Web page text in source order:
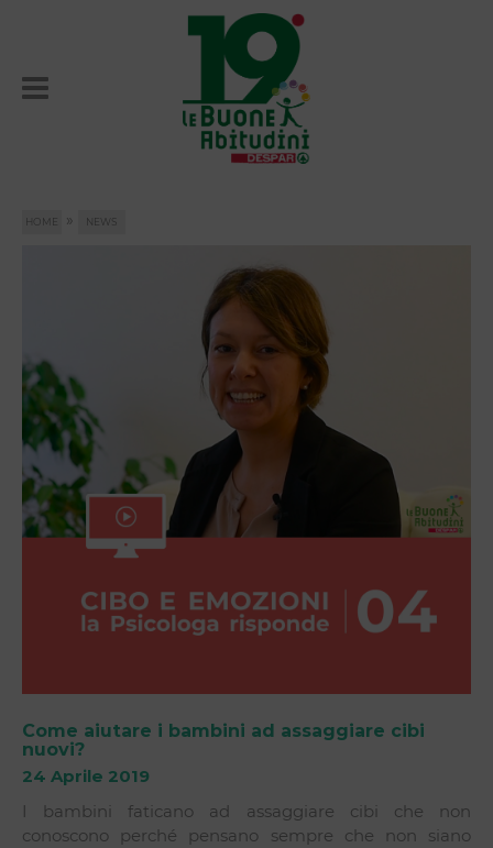
HOME » NEWS
Come aiutare i bambini ad assaggiare cibi
nuovi?
24 Aprile 2019
I bambini faticano ad assaggiare cibi che non
conoscono perché pensano sempre che non siano